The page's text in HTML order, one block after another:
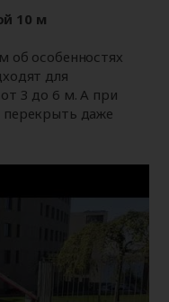
10 м
об особенностях
для
3 до 6 м. А при
даже